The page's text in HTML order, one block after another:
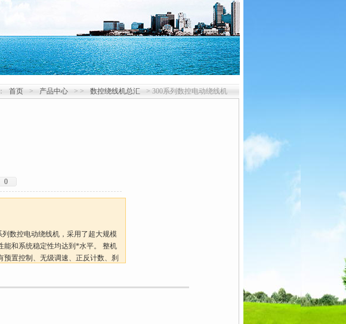
首页 > 产品中心 > > 数控绕线机总汇 > 300系列数控电动绕线机
0
数控电动绕线机，采用了超大规模
能和系统稳定性均达到*水平。 整机
置控制、无级调速、正反计数、刹
大、调速平稳、控制准确等优点，
小电机、马达和各类变压器制造及